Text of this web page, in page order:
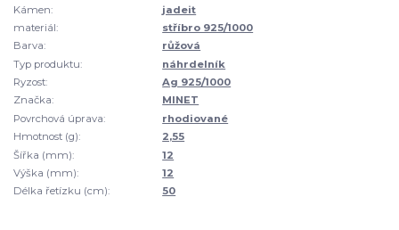
Kámen:
jadeit
materiál:
stříbro 925/1000
Barva:
růžová
Typ produktu:
náhrdelník
Ryzost:
Ag 925/1000
Značka:
MINET
Povrchová úprava:
rhodiované
Hmotnost (g):
2,55
Šířka (mm):
12
Výška (mm):
12
Délka řetízku (cm):
50